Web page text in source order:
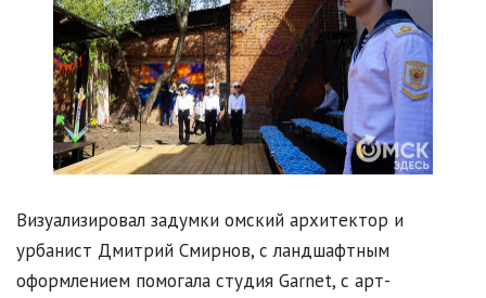
Визуализировал задумки омский архитектор и
урбанист Дмитрий Смирнов, с ландшафтным
оформлением помогала студия Garnet, с арт-